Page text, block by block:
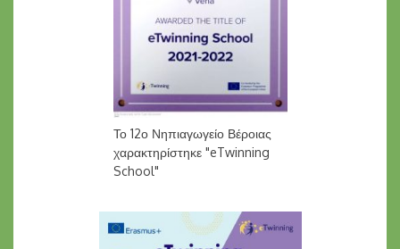
Το 12ο Νηπιαγωγείο Βέροιας
χαρακτηρίστηκε "eTwinning
School"